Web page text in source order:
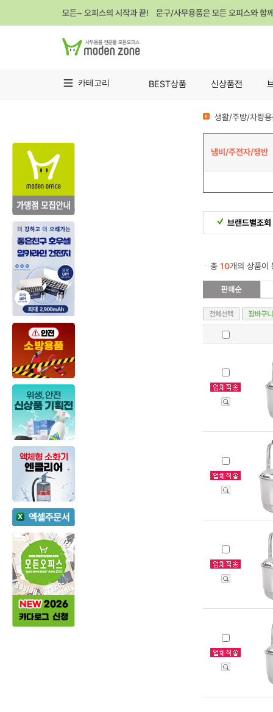
모든~ 오피스의 시작과 끝! 문구/사무용품은 모든 오피스와 함
카테고리 BEST상품 신상품전
생활/주방/차량
냄비/주전자/쟁반
브랜드별조회
총 10개의 상품이